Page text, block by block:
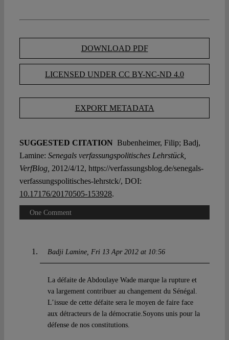
DOWNLOAD PDF
LICENSED UNDER CC BY-NC-ND 4.0
EXPORT METADATA
SUGGESTED CITATION Bubenheimer, Filip; Badj,
Lamine: Senegals verfassungspolitisches Lehrstück,
VerfBlog, 2012/4/12, https://verfassungsblog.de/senegals-
verfassungspolitisches-lehrstck/, DOI:
10.17176/20170505-153928.
One Comment
Badji Lamine Fri 13 Apr 2012 at 10:56
La défaite de Abdoulaye Wade marque la rupture et
va largement contribuer au changement du Sénégal.
L’issue de cette défaite sera le moyen de faire face
aux détracteurs de la démocratie.Soyons unis pour la
défense de nos constitutions.